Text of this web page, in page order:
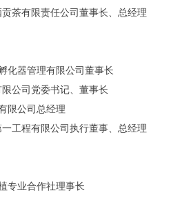
茶有限责任公司董事长、总经理
化器管理有限公司董事长
公司党委书记、董事长
限公司总经理
工程有限公司执行董事、总经理
专业合作社理事长